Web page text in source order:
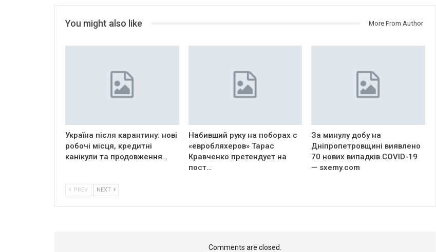
You might also like More From Author
Україна після карантину: нові
робочі місця, кредитні
канікули та продовження…
Набивший руку на поборах с
«евробляхеров» Тарас
Кравченко претендует на
пост…
За минулу добу на
Дніпропетровщині виявлено
70 нових випадків COVID-19
— sxemy.com
PREV NEXT
Comments are closed.